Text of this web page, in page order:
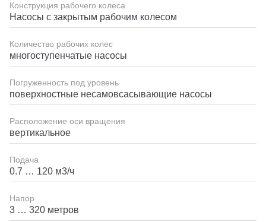
Конструкция рабочего колеса
Насосы с закрытым рабочим колесом
Количество рабочих колес
многоступенчатые насосы
Погруженность под уровень
поверхностные несамовсасывающие насосы
Расположение оси вращения
вертикальное
Подача
0.7 … 120 м3/ч
Напор
3 … 320 метров